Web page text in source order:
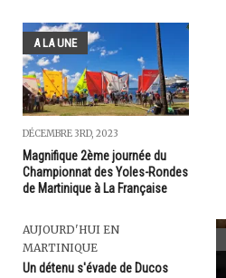
A LA UNE
DÉCEMBRE 3RD, 2023
Magnifique 2ème journée du
Championnat des Yoles-Rondes
de Martinique à La Française
AUJOURD'HUI EN
MARTINIQUE
Un détenu s'évade de Ducos